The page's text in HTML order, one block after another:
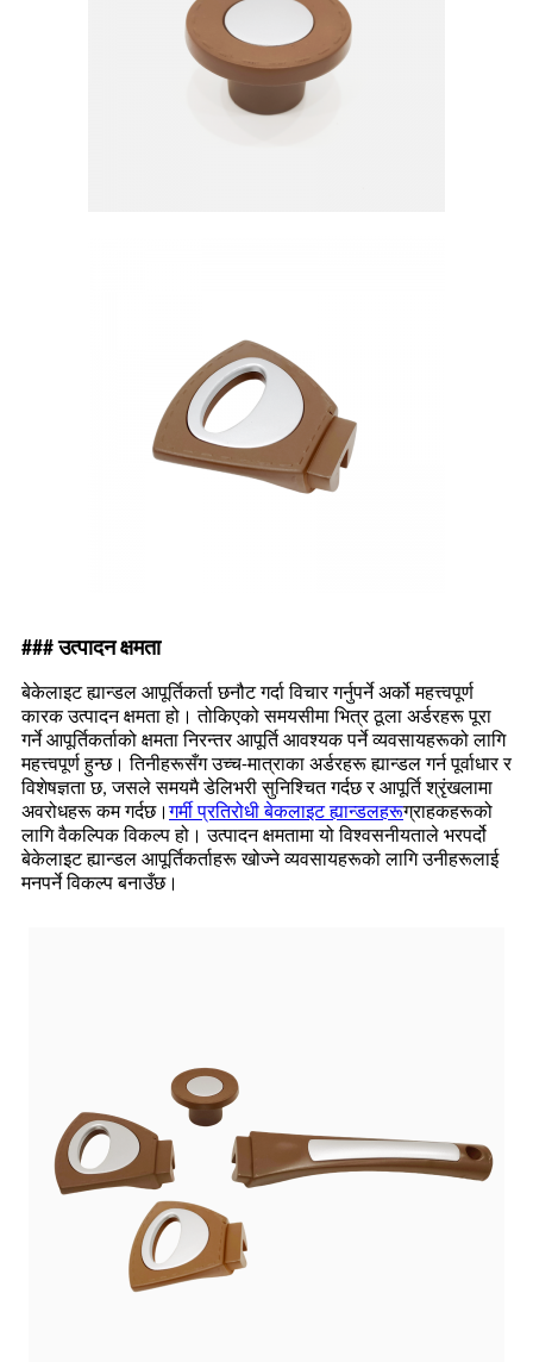
### उत्पादन क्षमता
बेकेलाइट ह्यान्डल आपूर्तिकर्ता छनौट गर्दा विचार गर्नुपर्ने अर्को महत्त्वपूर्ण
कारक उत्पादन क्षमता हो। तोकिएको समयसीमा भित्र ठूला अर्डरहरू पूरा
गर्ने आपूर्तिकर्ताको क्षमता निरन्तर आपूर्ति आवश्यक पर्ने व्यवसायहरूको लागि
महत्त्वपूर्ण हुन्छ। तिनीहरूसँग उच्च-मात्राका अर्डरहरू ह्यान्डल गर्न पूर्वाधार र
विशेषज्ञता छ, जसले समयमै डेलिभरी सुनिश्चित गर्दछ र आपूर्ति श्रृंखलामा
अवरोधहरू कम गर्दछ।गर्मी प्रतिरोधी बेकलाइट ह्यान्डलहरूग्राहकहरूको
लागि वैकल्पिक विकल्प हो। उत्पादन क्षमतामा यो विश्वसनीयताले भरपर्दो
बेकेलाइट ह्यान्डल आपूर्तिकर्ताहरू खोज्ने व्यवसायहरूको लागि उनीहरूलाई
मनपर्ने विकल्प बनाउँछ।